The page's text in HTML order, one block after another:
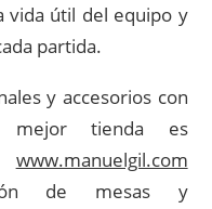
vida útil del equipo y
partida.
y accesorios con
mejor tienda es
www.manuelgil.com
de mesas y